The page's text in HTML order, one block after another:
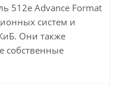
512e Advance Format
систем и
Они также
собственные